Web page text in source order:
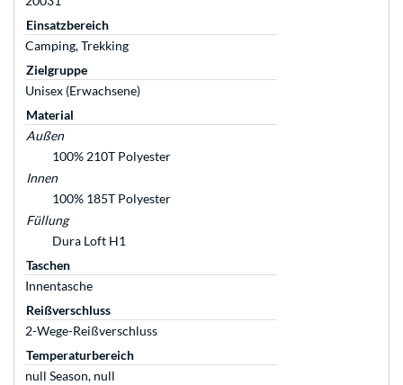
Einsatzbereich
Camping, Trekking
Zielgruppe
Unisex (Erwachsene)
Material
Außen
100% 210T Polyester
Innen
100% 185T Polyester
Füllung
Dura Loft H1
Taschen
Innentasche
Reißverschluss
2-Wege-Reißverschluss
Temperaturbereich
null Season, null